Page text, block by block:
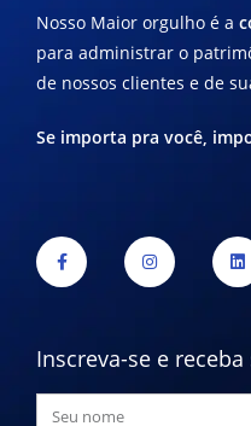
Nosso Maior orgulho é a
para administrar o
de nossos clientes e de
Se importa pra você,
Inscreva-se e